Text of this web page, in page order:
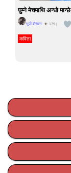
घुम्ने मेचमाथि अन्धो मान्छे
भूपी शेरचन 179|
कविता